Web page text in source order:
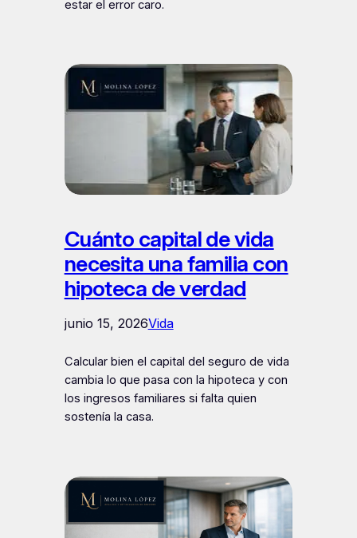
estar el error caro.
Cuánto capital de vida
necesita una familia con
hipoteca de verdad
junio 15, 2026Vida
Calcular bien el capital del seguro de vida
cambia lo que pasa con la hipoteca y con
los ingresos familiares si falta quien
sostenía la casa.